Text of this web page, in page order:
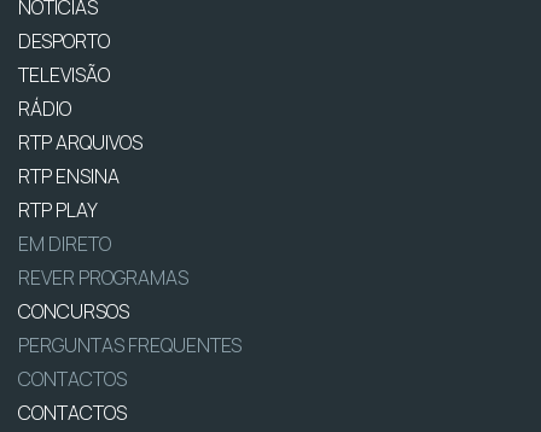
NOTÍCIAS
DESPORTO
TELEVISÃO
RÁDIO
RTP ARQUIVOS
RTP ENSINA
RTP PLAY
EM DIRETO
REVER PROGRAMAS
CONCURSOS
PERGUNTAS FREQUENTES
CONTACTOS
CONTACTOS